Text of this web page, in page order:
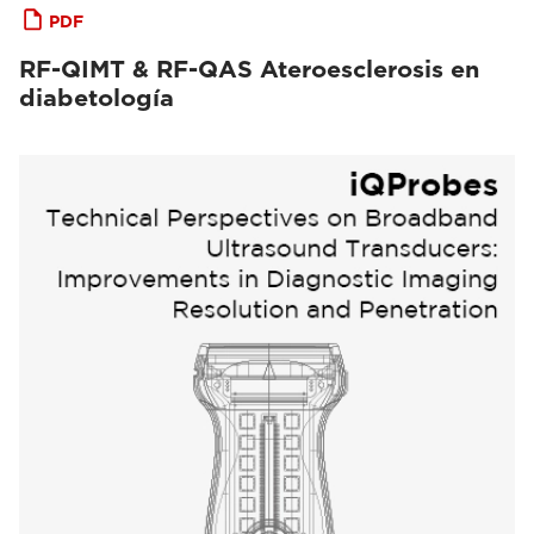
PDF
RF-QIMT & RF-QAS Ateroesclerosis en
diabetología